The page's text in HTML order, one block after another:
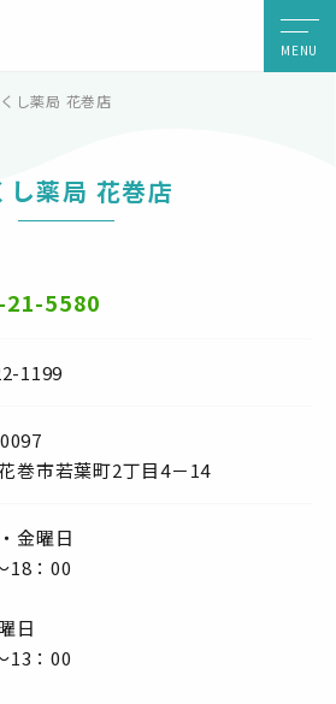
MENU
し薬局 花巻店
し薬局 花巻店
5580
1199
巻市若葉町2丁目4－14
金曜日
18：00
日
13：00